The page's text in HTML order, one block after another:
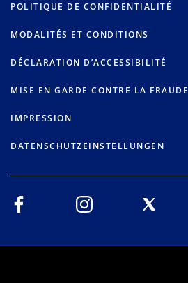
POLITIQUE DE CONFIDENTIALITÉ
MODALITÉS ET CONDITIONS
DÉCLARATION D’ACCESSIBILITÉ
MISE EN GARDE CONTRE LA FRAUDE
IMPRESSION
DATENSCHUTZEINSTELLUNGEN